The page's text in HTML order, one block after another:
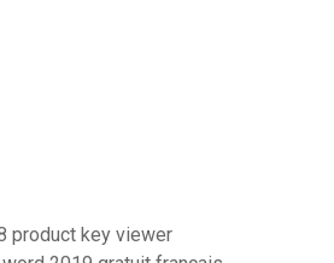
product key viewer